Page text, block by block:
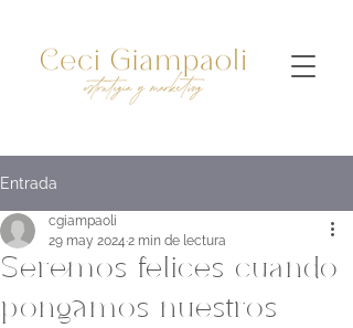
Entrada
Seremos felices cuando
pongamos nuestros
cgiampaoli
29 may 2024 2 min de lectura